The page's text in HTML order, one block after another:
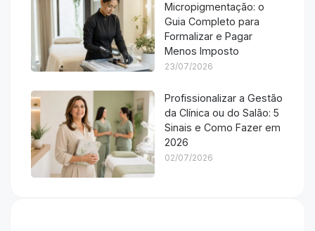
Micropigmentação: o
Guia Completo para
Formalizar e Pagar
Menos Imposto
23/07/2026
Profissionalizar a Gestão
da Clínica ou do Salão: 5
Sinais e Como Fazer em
2026
02/07/2026